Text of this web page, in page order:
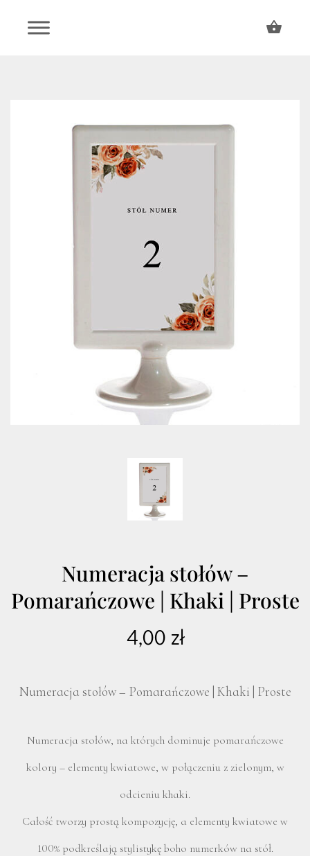
Numeracja stołów –
Pomarańczowe | Khaki | Proste
4,00 zł
Numeracja stołów – Pomarańczowe | Khaki | Proste
Numeracja stołów, na których dominuje pomarańczowe
kolory – elementy kwiatowe, w połączeniu z zielonym, w
odcieniu khaki.
Całość tworzy prostą kompozycję, a elementy kwiatowe w
100% podkreślają stylistykę boho numerków na stół.